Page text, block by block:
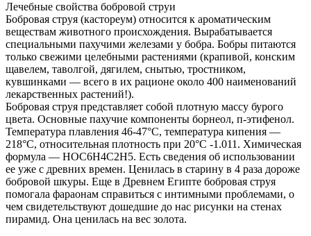
Лечебные свойства бобровой струи
Бобровая струя (кастореум) относится к ароматическим
веществам животного происхождения. Вырабатывается
специальными пахучими железами у бобра. Бобры питаются
только свежими целебными растениями (крапивой, конским
щавелем, таволгой, дягилем, снытью, тростником,
кувшинками — всего в их рационе около 400 наименований
лекарственных растений!).
Бобровая струя представляет собой плотную массу бурого
цвета. Основные пахучие компоненты борнеол, п-этифенол.
Температура плавления 46-47°С, температура кипения —
218°С, относительная плотность при 20°С -1.011. Химическая
формула — НОС6Н4С2Н5. Есть сведения об использовании
ее уже с древних времен. Ценилась в старину в 4 раза дороже
бобровой шкуры. Еще в Древнем Египте бобровая струя
помогала фараонам справиться с интимными проблемами, о
чем свидетельствуют дошедшие до нас рисунки на стенах
пирамид. Она ценилась на вес золота.